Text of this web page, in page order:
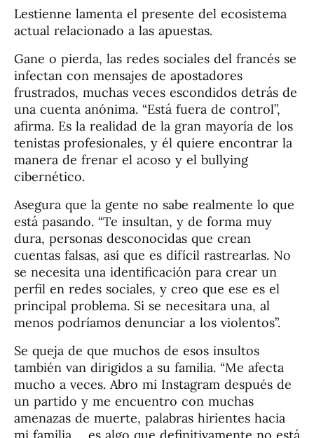
Lestienne lamenta el presente del ecosistema
actual relacionado a las apuestas.
Gane o pierda, las redes sociales del francés se
infectan con mensajes de apostadores
frustrados, muchas veces escondidos detrás de
una cuenta anónima. “Está fuera de control”,
afirma. Es la realidad de la gran mayoría de los
tenistas profesionales, y él quiere encontrar la
manera de frenar el acoso y el bullying
cibernético.
Asegura que la gente no sabe realmente lo que
está pasando. “Te insultan, y de forma muy
dura, personas desconocidas que crean
cuentas falsas, así que es difícil rastrearlas. No
se necesita una identificación para crear un
perfil en redes sociales, y creo que ese es el
principal problema. Si se necesitara una, al
menos podríamos denunciar a los violentos”.
Se queja de que muchos de esos insultos
también van dirigidos a su familia. “Me afecta
mucho a veces. Abro mi Instagram después de
un partido y me encuentro con muchas
amenazas de muerte, palabras hirientes hacia